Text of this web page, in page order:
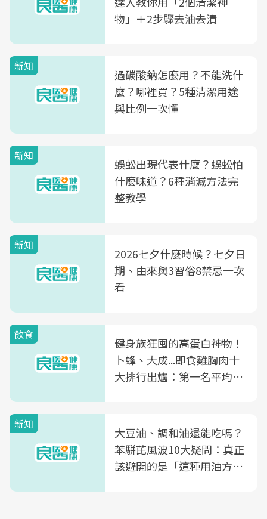
物」＋2步驟去油去漬
新知
過碳酸鈉怎麼用？不能洗什
麼？哪裡買？5種清潔用途
與比例一次懂
新知
蜈蚣出現代表什麼？蜈蚣怕
什麼味道？6種消滅方法完
整教學
新知
2026七夕什麼時候？七夕日
期、由來與3習俗8禁忌一次
看
飲食
健身族狂囤的高蛋白神物！
卜蜂、大成...即食雞胸肉十
大排行出爐：第一名平均一
新知
大豆油、調和油還能吃嗎？
苯駢芘風波10大疑問：真正
該避開的是「這種用油方